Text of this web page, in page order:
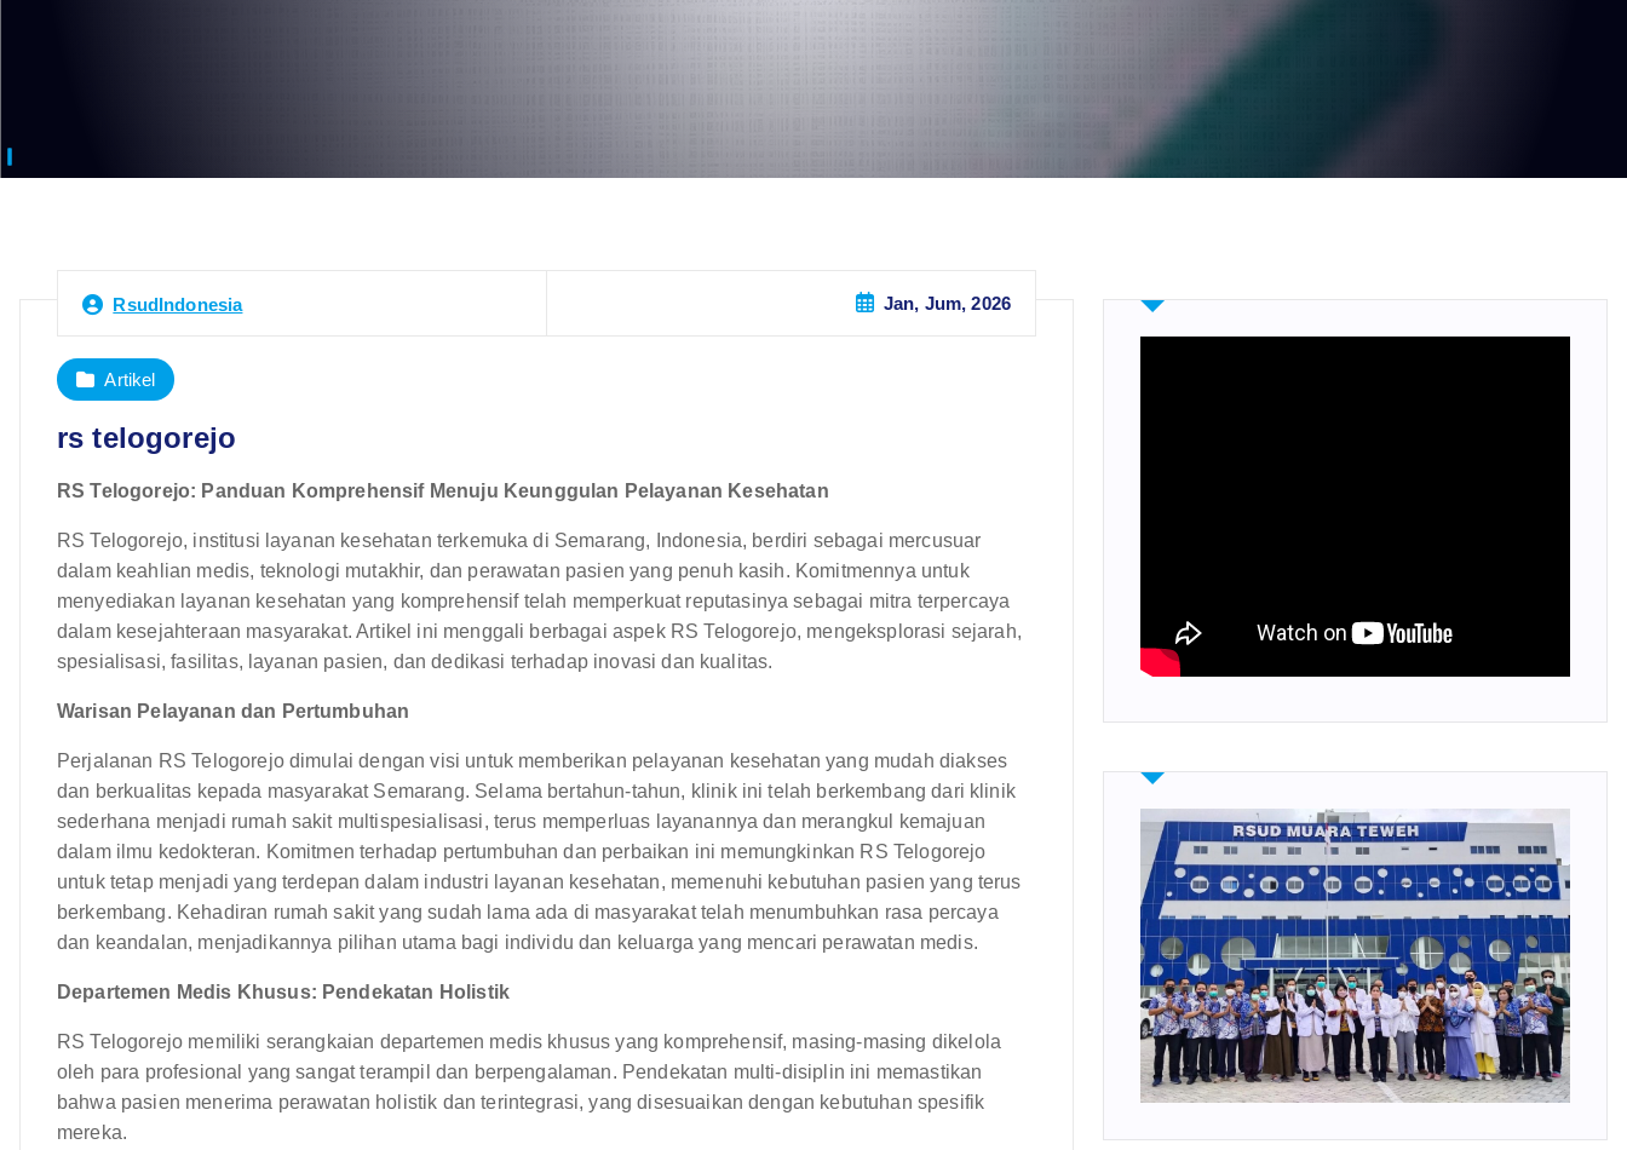
RsudIndonesia Jan, Jum, 2026
Artikel
rs telogorejo
RS Telogorejo: Panduan Komprehensif Menuju Keunggulan Pelayanan Kesehatan
RS Telogorejo, institusi layanan kesehatan terkemuka di Semarang, Indonesia, berdiri sebagai mercusuar
dalam keahlian medis, teknologi mutakhir, dan perawatan pasien yang penuh kasih. Komitmennya untuk
menyediakan layanan kesehatan yang komprehensif telah memperkuat reputasinya sebagai mitra terpercaya
dalam kesejahteraan masyarakat. Artikel ini menggali berbagai aspek RS Telogorejo, mengeksplorasi sejarah,
spesialisasi, fasilitas, layanan pasien, dan dedikasi terhadap inovasi dan kualitas.
Warisan Pelayanan dan Pertumbuhan
Perjalanan RS Telogorejo dimulai dengan visi untuk memberikan pelayanan kesehatan yang mudah diakses
dan berkualitas kepada masyarakat Semarang. Selama bertahun-tahun, klinik ini telah berkembang dari klinik
sederhana menjadi rumah sakit multispesialisasi, terus memperluas layanannya dan merangkul kemajuan
dalam ilmu kedokteran. Komitmen terhadap pertumbuhan dan perbaikan ini memungkinkan RS Telogorejo
untuk tetap menjadi yang terdepan dalam industri layanan kesehatan, memenuhi kebutuhan pasien yang terus
berkembang. Kehadiran rumah sakit yang sudah lama ada di masyarakat telah menumbuhkan rasa percaya
dan keandalan, menjadikannya pilihan utama bagi individu dan keluarga yang mencari perawatan medis.
Departemen Medis Khusus: Pendekatan Holistik
RS Telogorejo memiliki serangkaian departemen medis khusus yang komprehensif, masing-masing dikelola
oleh para profesional yang sangat terampil dan berpengalaman. Pendekatan multi-disiplin ini memastikan
bahwa pasien menerima perawatan holistik dan terintegrasi, yang disesuaikan dengan kebutuhan spesifik
mereka.